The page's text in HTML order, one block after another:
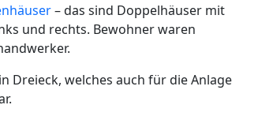
– das sind Doppelhäuser mit
und rechts. Bewohner waren
Dreieck, welches auch für die Anlage